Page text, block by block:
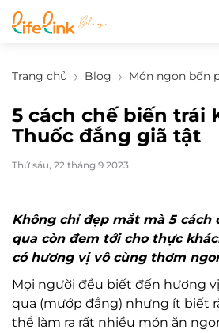
Trang chủ Blog Món ngon bốn
5 cách chế biến trái
Thuốc đắng giã tật
Thứ sáu, 22 tháng 9 2023
Không chỉ đẹp mắt mà 5 cách
qua còn đem tới cho thực
có hương vị vô cùng thơm
Mọi người đều biết đến hương
qua (mướp đắng) nhưng ít biết
thể làm ra rất nhiều món ăn